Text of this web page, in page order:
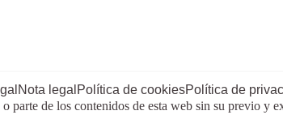
Nota legalPolítica de cookiesPolítica de
de los contenidos de esta web sin su previo y